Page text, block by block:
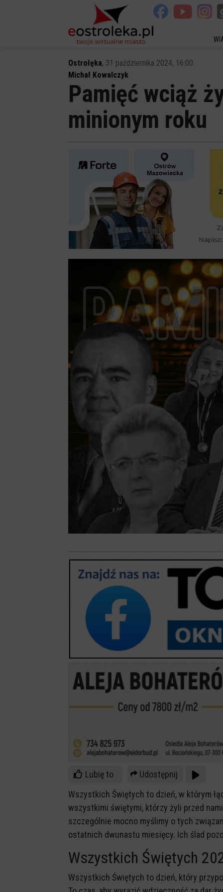
Ostrołęka, 31 października 2024, 16:00
Michał Kowalczyk
Pamięć wciąż
minionym roku
Lubię to
Udostępnij
Wszystkich Świętych to dzień, w którym
wszystkimi świętymi, którzy żyli przed
szczególnie mocno myślimy o tych
ostatnich dwunastu miesięcy. Ich ślad
Wszystkich Świętych
Wszystkich Świętych to dzień, który